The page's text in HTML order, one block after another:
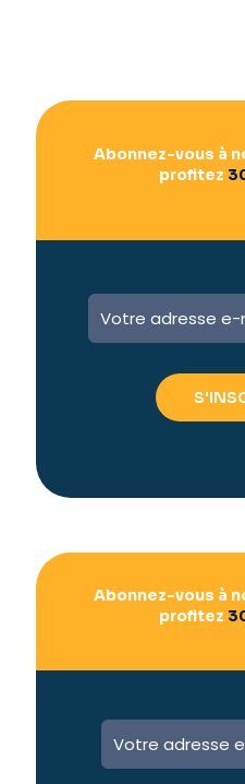
Abonnez-vous à
profitez
Abonnez-vous à
profitez